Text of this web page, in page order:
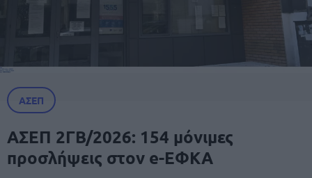
ΑΣΕΠ
ΑΣΕΠ 2ΓΒ/2026: 154 μόνιμες
προσλήψεις στον e-ΕΦΚΑ